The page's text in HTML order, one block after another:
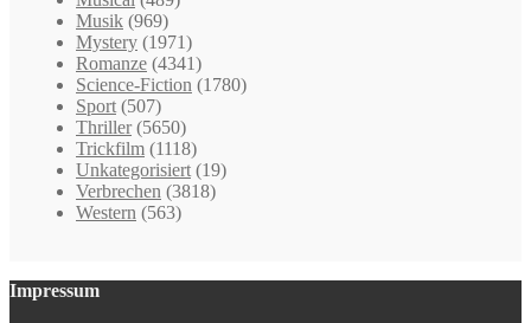
Musik (969)
Mystery (1971)
Romanze (4341)
Science-Fiction (1780)
Sport (507)
Thriller (5650)
Trickfilm (1118)
Unkategorisiert (19)
Verbrechen (3818)
Western (563)
Impressum